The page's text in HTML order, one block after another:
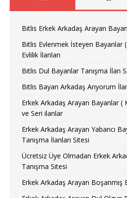
Bitlis Erkek Arkadaş Arayan
Bitlis Evlenmek İsteyen Bayanlar
Evlilik İlanları
Bitlis Dul Bayanlar Tanışma İlan
Bitlis Bayan Arkadaş Arıyorum
Erkek Arkadaş Arayan Bayanlar (
ve Seri ilanlar
Erkek Arkadaş Arayan Yabancı
Tanışma İlanları Sitesi
Ücretsiz Üye Olmadan Erkek
Tanışma Sitesi
Erkek Arkadaş Arayan Boşanmış